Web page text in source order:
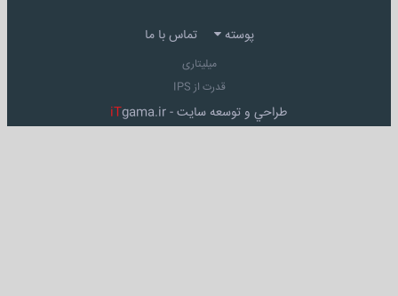
پوسته تماس با ما
میلیتاری
قدرت از IPS
طراحي و توسعه سايت - iTgama.ir